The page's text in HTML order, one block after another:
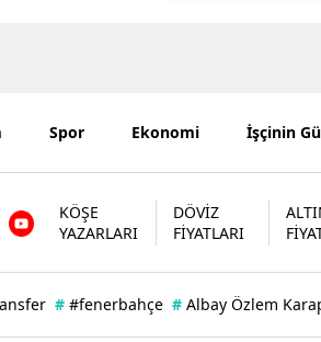
Spor Ekonomi İşçinin
KÖŞE
YAZARLARI
DÖVİZ
FİYATLARI
# #fenerbahçe # Albay Özlem